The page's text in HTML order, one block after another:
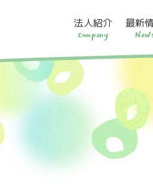
法人紹介
Company
最新